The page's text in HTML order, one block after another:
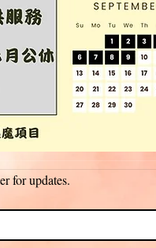
for updates.